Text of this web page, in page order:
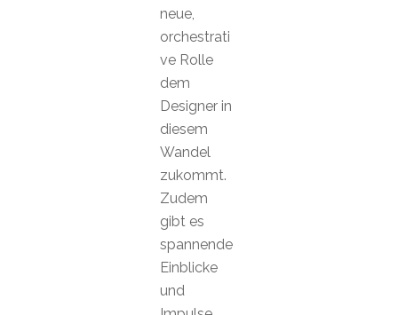
neue,
orchestrati
ve Rolle
dem
Designer in
diesem
Wandel
zukommt.
Zudem
gibt es
spannende
Einblicke
und